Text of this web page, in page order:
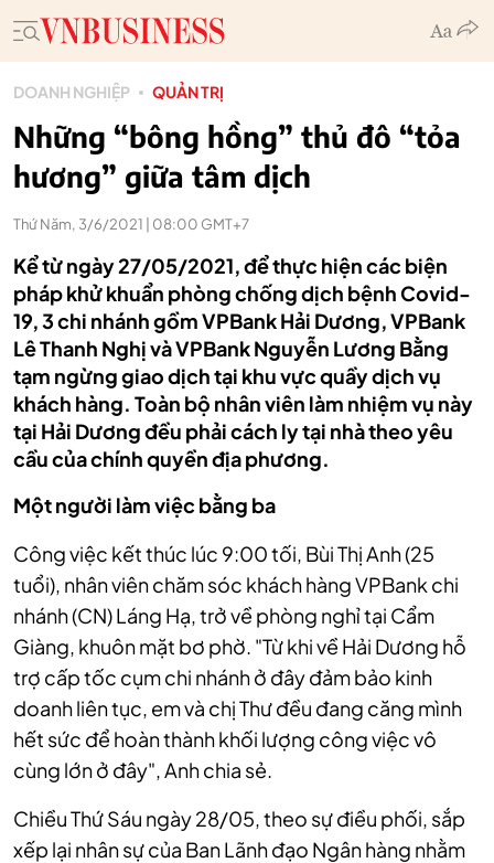
DOANH NGHIỆP QUẢN TRỊ
Những “bông hồng” thủ đô “tỏa
hương” giữa tâm dịch
Thứ Năm, 3/6/2021 | 08:00 GMT+7
Kể từ ngày 27/05/2021, để thực hiện các biện
pháp khử khuẩn phòng chống dịch bệnh Covid-
19, 3 chi nhánh gồm VPBank Hải Dương, VPBank
Lê Thanh Nghị và VPBank Nguyễn Lương Bằng
tạm ngừng giao dịch tại khu vực quầy dịch vụ
khách hàng. Toàn bộ nhân viên làm nhiệm vụ này
tại Hải Dương đều phải cách ly tại nhà theo yêu
cầu của chính quyền địa phương.
Một người làm việc bằng ba
Công việc kết thúc lúc 9:00 tối, Bùi Thị Anh (25
tuổi), nhân viên chăm sóc khách hàng VPBank chi
nhánh (CN) Láng Hạ, trở về phòng nghỉ tại Cẩm
Giàng, khuôn mặt bơ phờ. "Từ khi về Hải Dương hỗ
trợ cấp tốc cụm chi nhánh ở đây đảm bảo kinh
doanh liên tục, em và chị Thư đều đang căng mình
hết sức để hoàn thành khối lượng công việc vô
cùng lớn ở đây", Anh chia sẻ.
Chiều Thứ Sáu ngày 28/05, theo sự điều phối, sắp
xếp lại nhân sự của Ban Lãnh đạo Ngân hàng nhằm